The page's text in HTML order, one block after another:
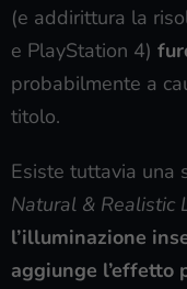
(e addirittura la
e PlayStation 4)
probabilmente a
titolo.
Esiste tuttavia una
Natural & Realistic
l’illuminazione
aggiunge l’effetto